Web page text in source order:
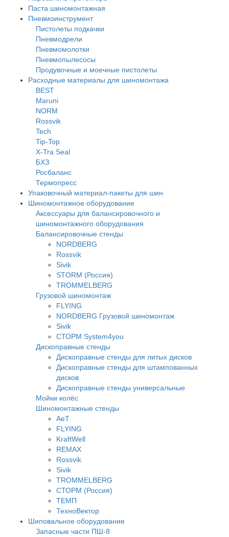
Паста шиномонтажная
Пневмоинструмент
Пистолеты подкачки
Пневмодрели
Пневмомолотки
Пневмопылесосы
Продувочные и моечные пистолеты
Расходные материалы для шиномонтажа
BEST
Maruni
NORM
Rossvik
Tech
Tip-Top
X-Tra Seal
БХЗ
Росбаланс
Термопресс
Упаковочный материал-пакеты для шин
Шиномонтажное оборудование
Аксессуары для балансировочного и
шиномонтажного оборудования
Балансировочные стенды
NORDBERG
Rossvik
Sivik
STORM (Россия)
TROMMELBERG
Грузовой шиномонтаж
FLYING
NORDBERG Грузовой шиномонтаж
Sivik
СТОРМ System4you
Дископравные стенды
Дископравные стенды для литых дисков
Дископравные стенды для штампованных
дисков
Дископравные стенды универсальные
Мойки колёс
Шиномонтажные стенды
AeT
FLYING
KraftWell
REMAX
Rossvik
Sivik
TROMMELBERG
СТОРМ (Россия)
ТЕМП
ТехноВектор
Шиповальное оборудование
Запасные части ПШ-8